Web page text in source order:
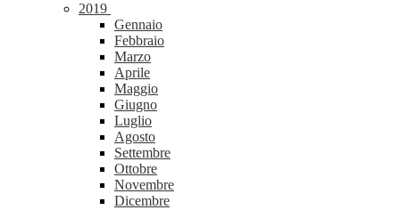
2019
Gennaio
Febbraio
Marzo
Aprile
Maggio
Giugno
Luglio
Agosto
Settembre
Ottobre
Novembre
Dicembre